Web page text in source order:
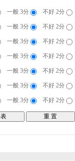
一般 3分 不好 2分
一般 3分 不好 2分
一般 3分 不好 2分
一般 3分 不好 2分
一般 3分 不好 2分
一般 3分 不好 2分
一般 3分 不好 2分